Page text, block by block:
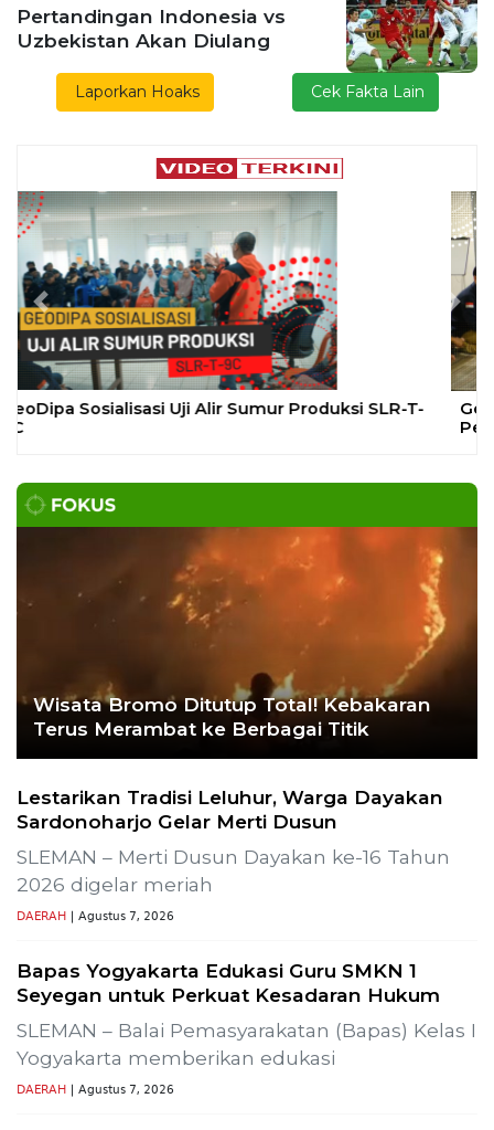
Pertandingan Indonesia vs
Uzbekistan Akan Diulang
Laporkan Hoaks Cek Fakta Lain
Gelar Media Gathering, Geodipa Ajak Media Diskusi
Previous Next
Wisata Bromo Ditutup Total! Kebakaran
Terus Merambat ke Berbagai Titik
Lestarikan Tradisi Leluhur, Warga Dayakan
Sardonoharjo Gelar Merti Dusun
SLEMAN – Merti Dusun Dayakan ke-16 Tahun
2026 digelar meriah
DAERAH | Agustus 7, 2026
Bapas Yogyakarta Edukasi Guru SMKN 1
Seyegan untuk Perkuat Kesadaran Hukum
SLEMAN – Balai Pemasyarakatan (Bapas) Kelas I
Yogyakarta memberikan edukasi
DAERAH | Agustus 7, 2026